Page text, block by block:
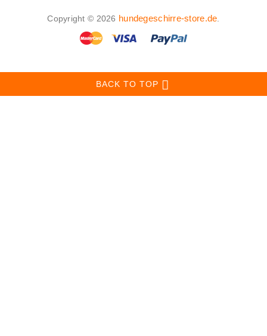
Copyright © 2026 hundegeschirre-store.de.
BACK TO TOP